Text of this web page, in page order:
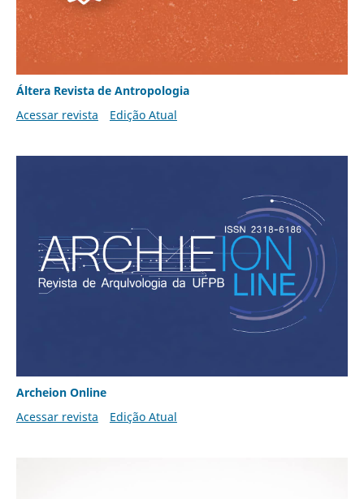
Áltera Revista de Antropologia
Acessar revista
Edição Atual
Archeion Online
Acessar revista
Edição Atual